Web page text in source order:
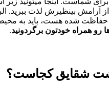
از آرامش بینظیرش لذت ببرید.
حفاظت شده هست، باید به
رو همراه خودتون برگردونید.
شقایق کجاست؟